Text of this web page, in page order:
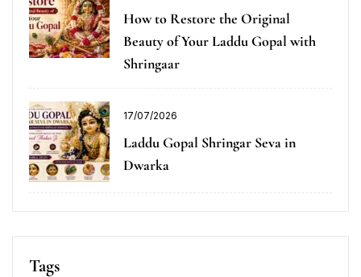
How to Restore the Original
Beauty of Your Laddu Gopal with
Shringaar
17/07/2026
Laddu Gopal Shringar Seva in
Dwarka
Tags